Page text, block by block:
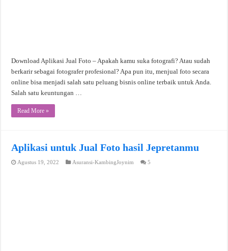
Download Aplikasi Jual Foto – Apakah kamu suka fotografi? Atau sudah
berkarir sebagai fotografer profesional? Apa pun itu, menjual foto secara
online bisa menjadi salah satu peluang bisnis online terbaik untuk Anda.
Salah satu keuntungan …
Read More »
Aplikasi untuk Jual Foto hasil Jepretanmu
Agustus 19, 2022 Asuransi-KambingJoynim 5